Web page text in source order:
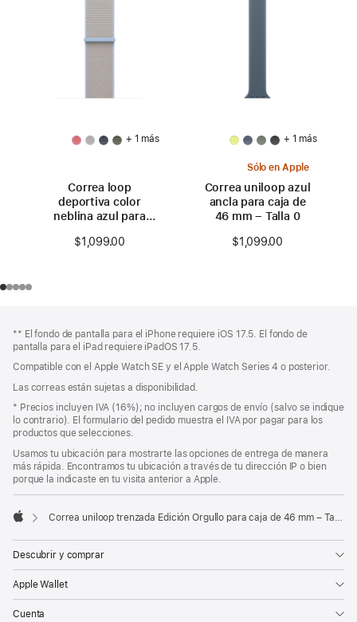
+ 1 más
Correa loop
deportiva color
neblina azul para
$1,099.00
+ 1 más
Sólo en Apple
Correa uniloop azul
ancla para caja de
46 mm – Talla 0
$1,099.00
de
página
pie
de
página
** El fondo de pantalla para el iPhone requiere iOS 17.5. El fondo de
pantalla para el iPad requiere iPadOS 17.5.
Compatible con el Apple Watch SE y el Apple Watch Series 4 o posterior.
Las correas están sujetas a disponibilidad.
Nota
a
pie
página
* Precios incluyen IVA (16%); no incluyen cargos de envío (salvo se indique
lo contrario). El formulario del pedido muestra el IVA por pagar para los
productos que selecciones.
Usamos tu ubicación para mostrarte las opciones de entrega de manera
más rápida. Encontramos tu ubicación a través de tu dirección IP o bien
porque la indicaste en tu visita anterior a Apple.
Correa uniloop trenzada Edición Orgullo para caja de 46 mm – Talla 7
Descubrir y comprar
Apple Wallet
Cuenta